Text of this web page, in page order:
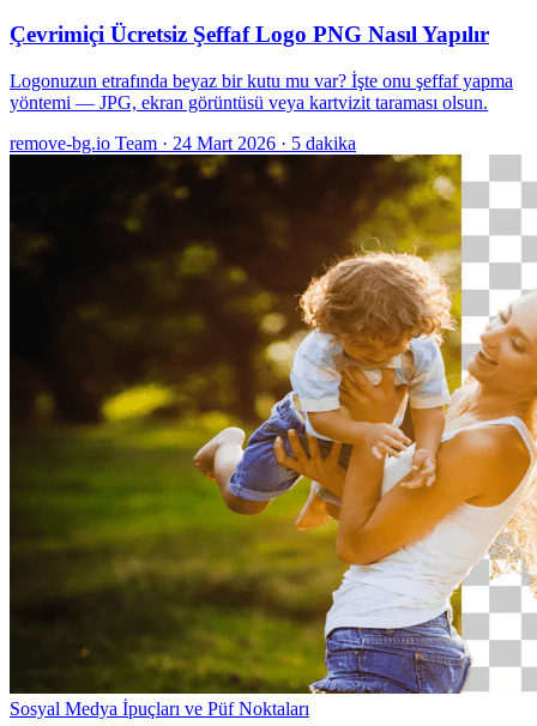
Çevrimiçi Ücretsiz Şeffaf Logo PNG Nasıl Yapılır
Logonuzun etrafında beyaz bir kutu mu var? İşte onu şeffaf yapma
yöntemi — JPG, ekran görüntüsü veya kartvizit taraması olsun.
remove-bg.io Team · 24 Mart 2026 · 5 dakika
Sosyal Medya İpuçları ve Püf Noktaları